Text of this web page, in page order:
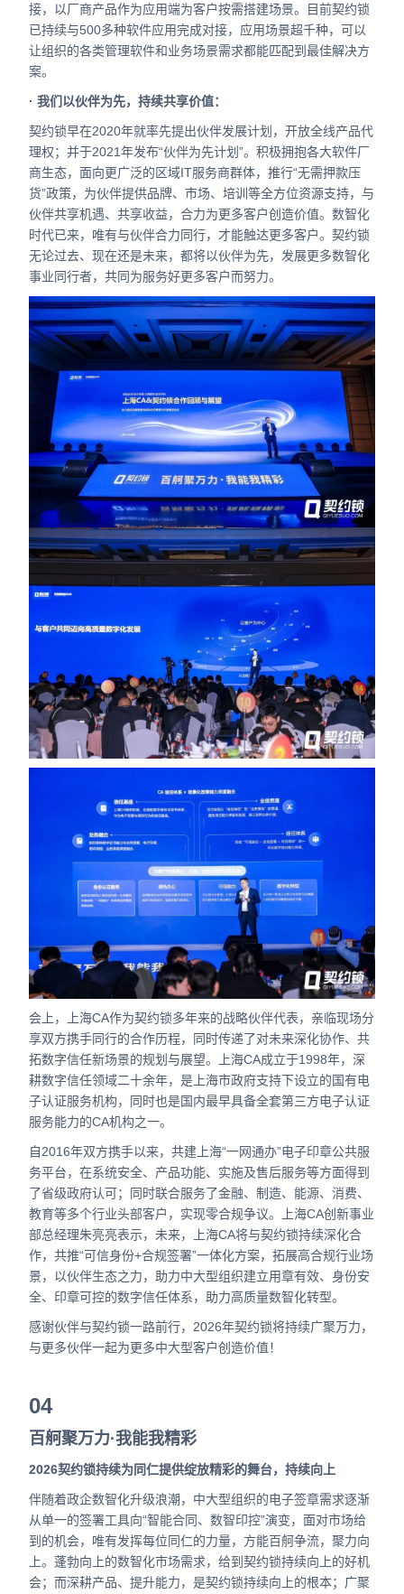
接，以厂商产品作为应用端为客户按需搭建场景。
目前契约锁
已持续与500多种软件应用完成对接，应用场景超千种，可以
让组织的各类管理软件和业务场景需求都能匹配到最佳解决方
案。
· 我们以伙伴为先，持续共享价值：
契约锁早在2020年就率先提出伙伴发展计划，开放全线产品代
理权；并于2021年发布“伙伴为先计划”。 积极拥抱各大软件厂
商生态，面向更广泛的区域IT服务商群体，推行“无需押款压
货”政策，为伙伴提供品牌、市场、培训等全方位资源支持，与
伙伴共享机遇、共享收益，合力为更多客户创造价值。 数智化
时代已来，唯有与伙伴合力同行，才能触达更多客户。契约锁
无论过去、现在还是未来，都将以伙伴为先，发展更多数智化
事业同行者，共同为服务好更多客户而努力。
会上，上海CA作为契约锁多年来的战略伙伴代表，亲临现场分
享双方携手同行的合作历程，同时传递了对未来深化协作、共
拓数字信任新场景的规划与展望。
上海CA成立于1998年，深
耕数字信任领域二十余年，是上海市政府支持下设立的国有电
子认证服务机构，同时也是国内最早具备全套第三方电子认证
服务能力的CA机构之一。
自2016年双方携手以来，共建上海“一网通办”电子印章公共服
务平台，在系统安全、产品功能、实施及售后服务等方面得到
了省级政府认可；同时联合服务了金融、制造、能源、消费、
教育等多个行业头部客户，实现零合规争议。
上海CA创新事业
部总经理朱亮亮表示，未来，上海CA将与契约锁持续深化合
作，共推“可信身份+合规签署”一体化方案，拓展高合规行业场
景，以伙伴生态之力，助力中大型组织建立用章有效、身份安
全、印章可控的数字信任体系，助力高质量数智化转型。
感谢伙伴与契约锁一路前行，2026年契约锁将持续广聚万力，
与更多伙伴一起为更多中大型客户创造价值！
04
百舸聚万力·我能我精彩
2026契约锁持续为同仁提供绽放精彩的舞台，持续向上
伴随着政企数智化升级浪潮，中大型组织的电子签章需求逐渐
从单一的签署工具向“智能合同、数智印控”演变，面对市场给
到的机会，唯有发挥每位同仁的力量，方能百舸争流，聚力向
上。 蓬勃向上的数智化市场需求，给到契约锁持续向上的好机
会；而深耕产品、提升能力，是契约锁持续向上的根本；广聚